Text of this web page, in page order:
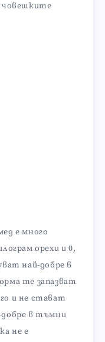
човешките
е много
орехи и 0,
най-добре в
те запазват
и не стават
добре в тъмни
не е